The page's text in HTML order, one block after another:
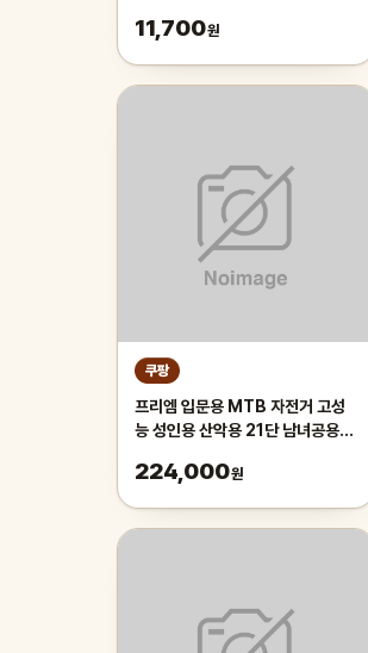
11,700원
쿠팡
프리엠 입문용 MTB 자전거 고성
능 성인용 산악용 21단 남녀공용
175cm, 그레이 오렌지/21단/26
224,000원